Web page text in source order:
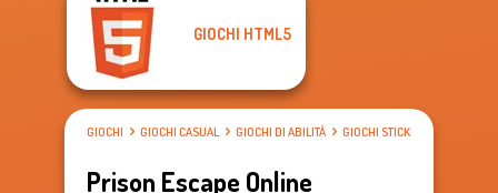
GIOCHI HTML5
GIOCHI GIOCHI CASUAL GIOCHI DI ABILITÀ GIOCHI STICKMAN
Prison Escape Online